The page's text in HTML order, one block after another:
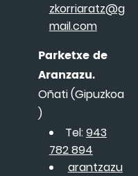
zkorriaratz@g
mail.com
Parketxe de
Aranzazu.
Oñati (Gipuzkoa
)
Tel:943
782 894
arantzazu